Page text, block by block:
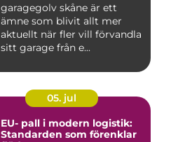
garagegolv skåne är ett
ämne som blivit allt mer
aktuellt när fler vill förvandla
sitt garage från e...
05. jul
EU- pall i modern logistik:
Standarden som förenklar